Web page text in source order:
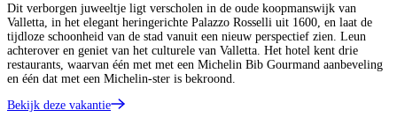
Dit verborgen juweeltje ligt verscholen in de oude koopmanswijk van
Valletta, in het elegant heringerichte Palazzo Rosselli uit 1600, en laat de
tijdloze schoonheid van de stad vanuit een nieuw perspectief zien. Leun
achterover en geniet van het culturele van Valletta. Het hotel kent drie
restaurants, waarvan één met met een Michelin Bib Gourmand aanbeveling
en één dat met een Michelin-ster is bekroond.
Bekijk deze vakantie